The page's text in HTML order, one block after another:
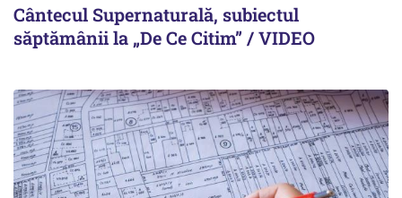
Cântecul Supernaturală, subiectul
săptămânii la „De Ce Citim” / VIDEO